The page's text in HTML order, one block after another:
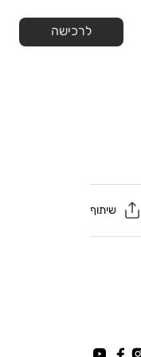
לרכישה